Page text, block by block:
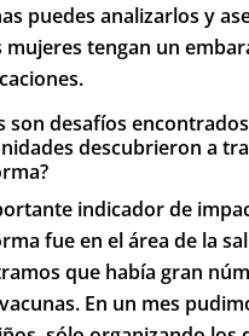
puedes analizarlos y
mujeres tengan un
son desafíos
descubrieron a
indicador de
fue en el área de la
que había gran
En un mes